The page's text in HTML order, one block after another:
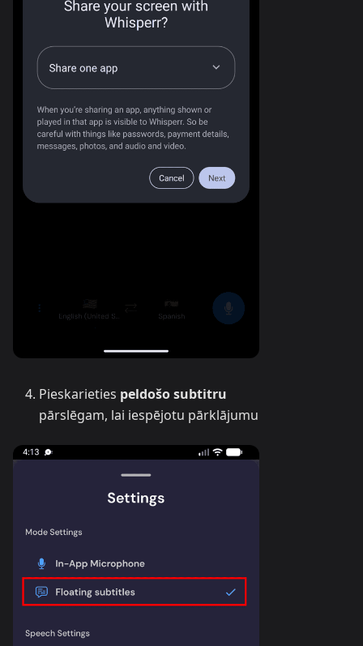
Pieskarieties peldošo subtitru
pārslēgam, lai iespējotu pārklājumu